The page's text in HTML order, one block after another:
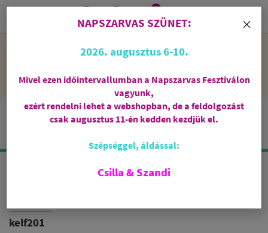
NAPSZARVAS SZÜNET: 2026. augusztus 6-10 - rendelni lehet
feldolgozni őket.
i
0
AROMANDISE DEKORHOMOK
kelf201
×
NAPSZARVAS SZÜNET:
2026. augusztus 6-10.
Mivel ezen időintervallumban a Napszarvas Fesztiválon
vagyunk,
ezért rendelni lehet a webshopban, de a feldolgozást
csak augusztus 11-én kedden kezdjük el.
Szépséggel, áldással:
Csilla & Szandi